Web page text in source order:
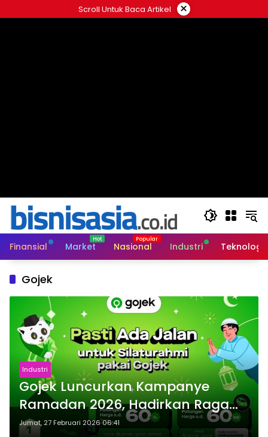
ke
Scroll Untuk Baca Artikel ×
Finansial Market Nasional Industri Teknologi
Gojek
Industri
Gojek Luncurkan Kampanye
Ramadan 2026, Hadirkan Ragam
Promo Spesial
Jumat, 27 Februari 2026 06:41